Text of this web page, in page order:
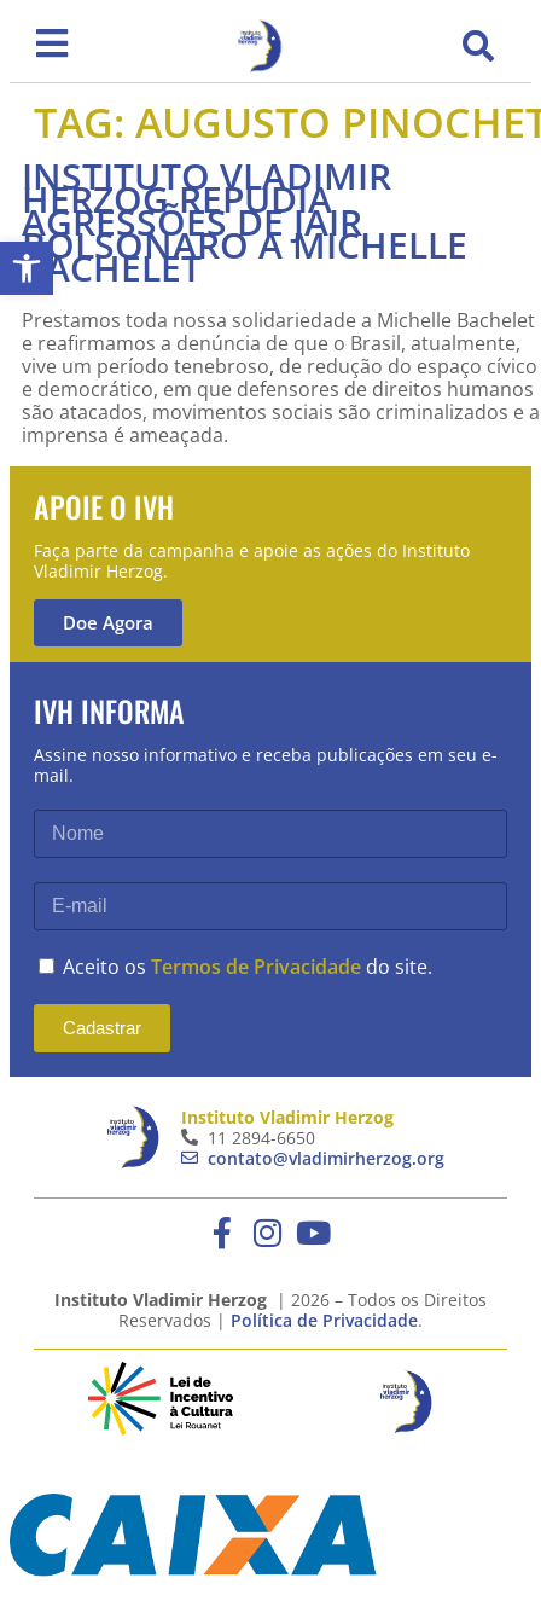
Abrir a barra de ferramentas
TAG: AUGUSTO
INSTITUTO VLADIMIR
HERZOG REPUDIA
AGRESSÕES DE JAIR
BOLSONARO A MICHELLE
BACHELET
Prestamos toda nossa solidariedade a Michelle Bachelet
e reafirmamos a denúncia de que o Brasil, atualmente,
vive um período tenebroso, de redução do espaço cívico
e democrático, em que defensores de direitos humanos
são atacados, movimentos sociais são criminalizados e a
imprensa é ameaçada.
APOIE O IVH
Faça parte da campanha e apoie as ações do Instituto
Vladimir Herzog.
Doe Agora
IVH INFORMA
Assine nosso informativo e receba publicações em seu e-
mail.
Aceito os Termos de Privacidade do site.
Cadastrar
Instituto Vladimir Herzog
11 2894-6650
contato@vladimirherzog.org
Instituto Vladimir Herzog | 2026 – Todos os Direitos
Reservados | Política de Privacidade.